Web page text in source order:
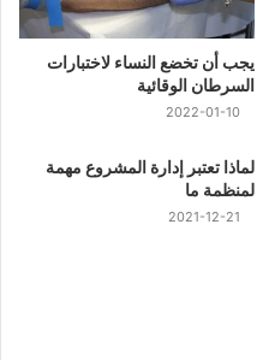
يجب أن تخضع النساء لاختبارات
السرطان الوقائية
2022-01-10
لماذا تعتبر إدارة المشروع مهمة
لمنظمة ما
2021-12-21